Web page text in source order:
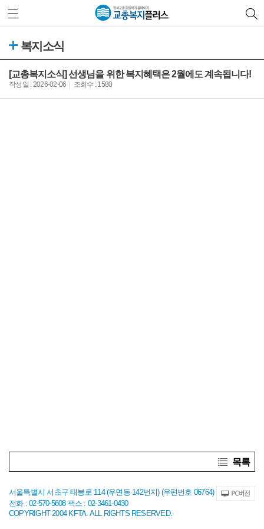
복지소식
[교총복지소식] 선생님을 위한 복지혜택은 2월에도 계속됩니다!
작성일 : 2026-02-06 조회수 : 1580
목록
서울특별시 서초구 태봉로 114 (우면동 142번지) (우편번호 06764)
전화 : 02-570-5608 팩스 : 02-3461-0430
COPYRIGHT 2004 KFTA. ALL RIGHTS RESERVED.